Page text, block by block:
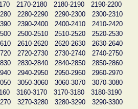
2170-2180 2180-2190
2190-2200
2280-2290 2290-2300
2300-2310
2390-2400 2400-2410
2410-2420
2500-2510 2510-2520
2520-2530
2610-2620 2620-2630
2630-2640
2720-2730 2730-2740
2740-2750
2830-2840 2840-2850
2850-2860
2940-2950 2950-2960
2960-2970
3050-3060 3060-3070
3070-3080
3160-3170 3170-3180
3180-3190
3270-3280 3280-3290
3290-3300